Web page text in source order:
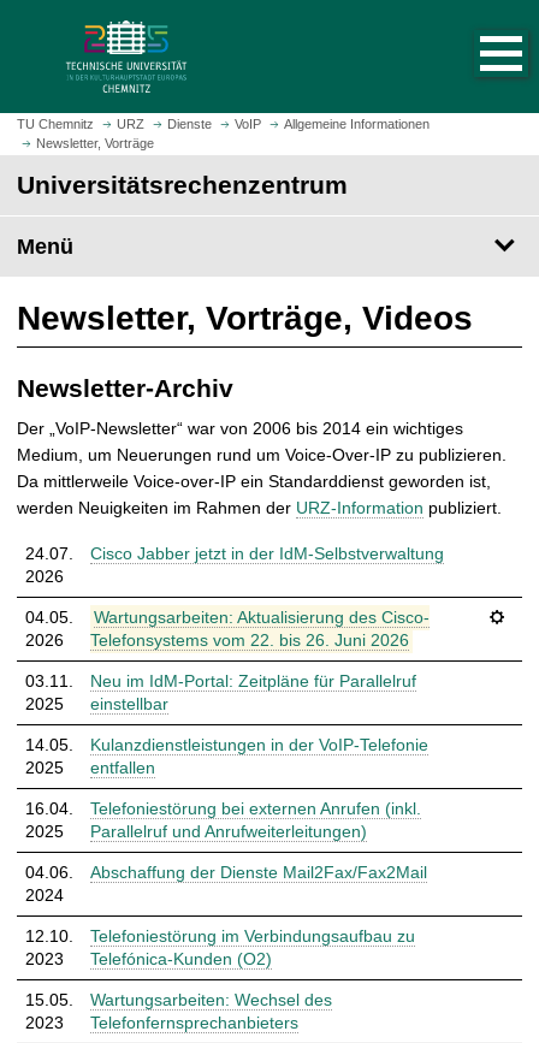
m
H
t
s
i
e
a
u
f
u
e
n
TU Chemnitz URZ Dienste VoIP
Allgemeine Informationen
Newsletter, Vorträge
Universitäts­rechen­zentrum
Menü
Newsletter, Vorträge, Videos
Newsletter-Archiv
Der „VoIP-Newsletter“ war von 2006 bis 2014 ein wichtiges
Medium, um Neuerungen rund um Voice-Over-IP zu publizieren.
Da mittlerweile Voice-over-IP ein Standarddienst geworden ist,
werden Neuigkeiten im Rahmen der URZ-Information publiziert.
Datum Thema Typ
24.07.​
2026
Cisco Jabber jetzt in der IdM-Selbstverwaltung
04.05.​
2026
Wartungsarbeiten: Aktualisierung des Cisco-
Telefonsystems vom 22. bis 26. Juni 2026
⚙
03.11.​
2025
Neu im IdM-Portal: Zeitpläne für Parallelruf
einstellbar
14.05.​
2025
Kulanzdienstleistungen in der VoIP-Telefonie
entfallen
16.04.​
2025
Telefoniestörung bei externen Anrufen (inkl.
Parallelruf und Anrufweiterleitungen)
04.06.​
2024
Abschaffung der Dienste Mail2Fax/Fax2Mail
12.10.​
2023
Telefoniestörung im Verbindungsaufbau zu
Telefónica-Kunden (O2)
15.05.​
2023
Wartungsarbeiten: Wechsel des
Telefonfernsprechanbieters